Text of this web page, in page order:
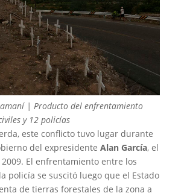
| Producto del enfrentamiento
y 12 policías
este conflicto tuvo lugar durante
del expresidente Alan García, el
El enfrentamiento entre los
policía se suscitó luego que el Estado
de tierras forestales de la zona a